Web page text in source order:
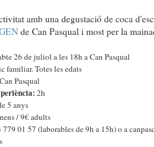
amb una degustació de coca
de Can Pasqual i most per la
26 de juliol a les 18h a Can Pasqual
familiar. Totes les edats
Can Pasqual
2h
5 anys
/ 9€ adults
01 57 (laborables de 9h a 15h) o a